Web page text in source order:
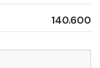
140.600